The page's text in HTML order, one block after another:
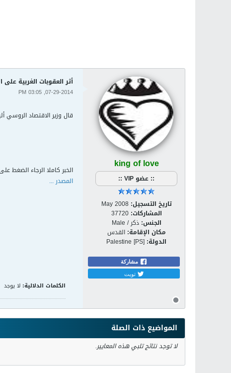
king of love
:: عضو VIP ::
تاريخ التسجيل: May 2008
المشاركات: 37720
الجنس: ذكر / Male
مكان الإقامة: القدس
الدولة: Palestine [PS]
مشاركة
تويت
أثر العقوبات الغربية
07-29-2014, 03:05 PM
قال وزير الاقتصاد الروسي
الخبر كاملا الرجاء الضغط
المصدر ...
الكلمات الدلالية: لا يوجد
المواضيع ذات الصلة
لا توجد نتائج تلبي هذه المعايير.